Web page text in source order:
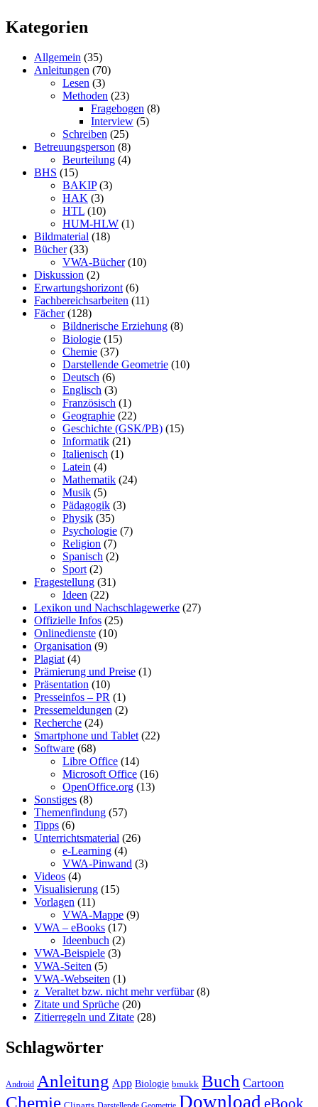
Kategorien
Allgemein (35)
Anleitungen (70)
Lesen (3)
Methoden (23)
Fragebogen (8)
Interview (5)
Schreiben (25)
Betreuungsperson (8)
Beurteilung (4)
BHS (15)
BAKIP(3)
HAK (3)
HTL (10)
HUM-HLW (1)
Bildmaterial (18)
Bücher(33)
VWA-Bücher(10)
Diskussion (2)
Erwartungshorizont (6)
Fachbereichsarbeiten (11)
Fächer(128)
Bildnerische Erziehung (8)
Biologie (15)
Chemie (37)
Darstellende Geometrie (10)
Deutsch (6)
Englisch (3)
Französisch (1)
Geographie (22)
Geschichte (GSK/PB) (15)
Informatik (21)
Italienisch (1)
Latein (4)
Mathematik (24)
Musik (5)
Pädagogik (3)
Physik (35)
Psychologie (7)
Religion (7)
Spanisch (2)
Sport (2)
Fragestellung (31)
Ideen (22)
Lexikon und Nachschlagewerke (27)
Offizielle Infos (25)
Onlinedienste (10)
Organisation (9)
Plagiat (4)
Prämierung und Preise (1)
Präsentation (10)
Presseinfos – PR (1)
Pressemeldungen (2)
Recherche (24)
Smartphone und Tablet (22)
Software (68)
Libre Office (14)
Microsoft Office (16)
OpenOffice.org (13)
Sonstiges (8)
Themenfindung (57)
Tipps (6)
Unterrichtsmaterial (26)
e-Learning (4)
VWA-Pinwand (3)
Videos (4)
Visualisierung (15)
Vorlagen (11)
VWA-Mappe (9)
VWA – eBooks (17)
Ideenbuch (2)
VWA-Beispiele (3)
VWA-Seiten (5)
VWA-Webseiten (1)
z_Veraltet bzw. nicht mehr verfübar(8)
Zitate und Sprüche (20)
Zitierregeln und Zitate (28)
Schlagwörter
Android Anleitung App Biologie bmukk Buch Cartoon
Chemie Download eBook